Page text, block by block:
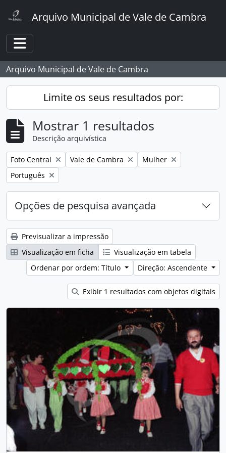
Arquivo Municipal de Vale de Cambra
Toggle navigation
Arquivo Municipal de Vale de Cambra
Limite os seus resultados por:
Mostrar 1 resultados
Descrição arquivística
Remover filtro:
Foto Central Remover filtro:
Vale de Cambra Remover filtro:
Mulher
Remover filtro:
Português
Opções de pesquisa avançada
Previsualizar a impressão
Visualização em ficha
Visualização em tabela
Ordenar por ordem: Título
Direção: Ascendente
Exibir 1 resultados com objetos digitais